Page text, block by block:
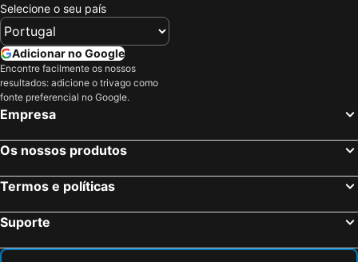
Selecione o seu país
Adicionar no Google
Encontre facilmente os nossos
resultados: adicione o trivago como
fonte preferencial no Google.
Empresa
Os nossos produtos
Termos e políticas
Suporte